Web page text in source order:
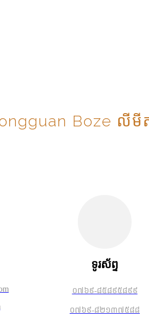
Boze លីមី
ទូរស័ព្ទ
០៧៦៩-៨៥៨៩៥៨៩៩
០៧៦៩-៨២១៣៧៥៨៨